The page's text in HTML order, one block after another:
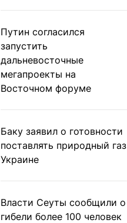
Путин согласился
запустить
дальневосточные
мегапроекты на
Восточном форуме
Баку заявил о готовности
поставлять природный газ
Украине
Власти Сеуты сообщили о
гибели более 100 человек